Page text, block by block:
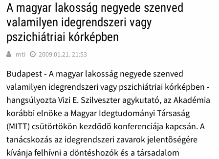
A magyar lakosság negyede szenved
valamilyen idegrendszeri vagy
pszichiátriai kórképben
mti 2009.01.21. 21:53
Budapest - A magyar lakosság negyede szenved
valamilyen idegrendszeri vagy pszichiátriai kórképben -
hangsúlyozta Vizi E. Szilveszter agykutató, az Akadémia
korábbi elnöke a Magyar Idegtudományi Társaság
(MITT) csütörtökön kezdõdõ konferenciája kapcsán. A
tanácskozás az idegrendszeri zavarok jelentõségére
kívánja felhívni a döntéshozók és a társadalom